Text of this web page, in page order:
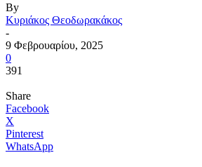
By
Κυριάκος Θεοδωρακάκος
-
9 Φεβρουαρίου, 2025
0
391
Share
Facebook
X
Pinterest
WhatsApp